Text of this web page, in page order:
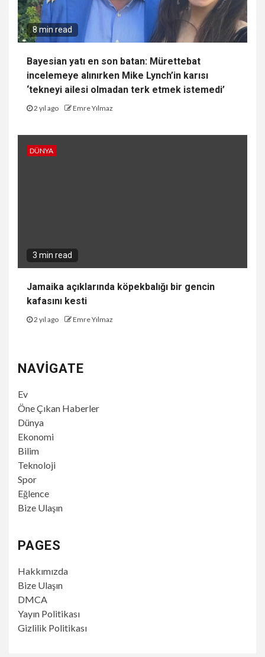
8 min read
Bayesian yatı en son batan: Mürettebat
incelemeye alınırken Mike Lynch’in karısı
‘tekneyi ailesi olmadan terk etmek istemedi’
2 yıl ago Emre Yılmaz
DÜNYA
3 min read
Jamaika açıklarında köpekbalığı bir gencin
kafasını kesti
2 yıl ago Emre Yılmaz
NAVIGATE
Ev
Öne Çıkan Haberler
Dünya
Ekonomi
Bilim
Teknoloji
Spor
Eğlence
Bize Ulaşın
PAGES
Hakkımızda
Bize Ulaşın
DMCA
Yayın Politikası
Gizlilik Politikası